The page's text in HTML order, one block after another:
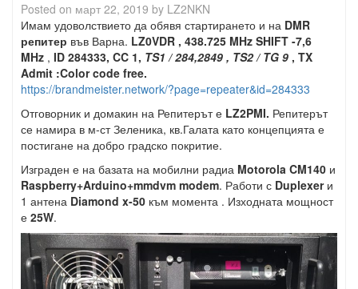
Posted on март 22, 2019 by LZ2NKN
Имам удоволствието да обявя стартирането и на DMR
репитер във Варна. LZ0VDR , 438.725 MHz SHIFT -7,6
MHz , ID 284333, CC 1, TS1 / 284,2849 , TS2 / TG 9 , TX
Admit :Color code free.
https://brandmeister.network/?page=repeater&id=284333
Отговорник и домакин на Репитерът е LZ2PMI. Репитерът
се намира в м-ст Зеленика, кв.Галата като концепцията е
постигане на добро градско покритие.
Изграден е на базата на мобилни радиа Motorola CM140 и
Raspberry+Arduino+mmdvm modem. Работи с Duplexer и
1 антена Diamond x-50 към момента . Изходната мощност
е 25W.